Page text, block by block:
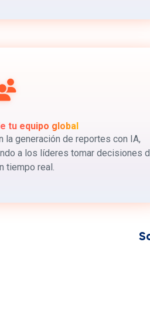
tu equipo global
la generación de reportes con IA,
a los líderes tomar decisiones
tiempo real.